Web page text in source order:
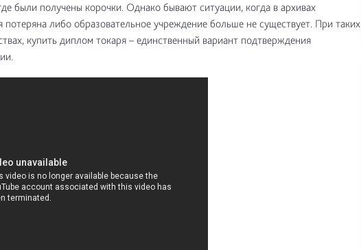
были получены корочки. Однако бывают ситуации, когда в архивах
потеряна либо образовательное учреждение больше не существует. При таких
купить диплом токаря – единственный вариант подтверждения